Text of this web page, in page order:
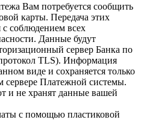
Вам потребуется сообщить
карты. Передача этих
с соблюдением всех
Данные будут
сервер Банка по
TLS). Информация
виде и сохраняется только
сервере Платежной системы.
и не хранят данные вашей
с помощью пластиковой